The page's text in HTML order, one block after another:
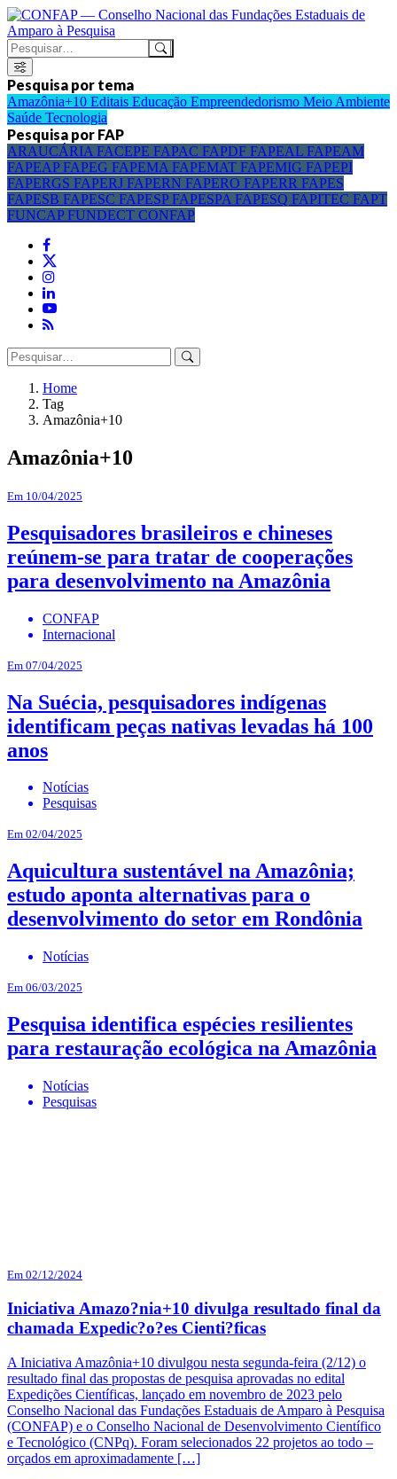
Pesquisa por tema
Amazônia+10 Editais Educação Empreendedorismo Meio Ambiente
Saúde Tecnologia
Pesquisa por FAP
ARAUCÁRIA FACEPE FAPAC FAPDF FAPEAL FAPEAM
FAPEAPFAPEG FAPEMA FAPEMAT FAPEMIG FAPEPI
FAPERGS FAPERJ FAPERN FAPERO FAPERR FAPES
FAPESB FAPESC FAPESPFAPESPA FAPESQ FAPITEC FAPT
FUNCAPFUNDECT CONFAP
Home
Tag
Amazônia+10
Amazônia+10
Em 10/04/2025
Pesquisadores brasileiros e chineses
reúnem-se para tratar de cooperações
para desenvolvimento na Amazônia
CONFAP
Internacional
Em 07/04/2025
Na Suécia, pesquisadores indígenas
identificam peças nativas levadas há 100
anos
Notícias
Pesquisas
Em 02/04/2025
Aquicultura sustentável na Amazônia;
estudo aponta alternativas para o
desenvolvimento do setor em Rondônia
Notícias
Em 06/03/2025
Pesquisa identifica espécies resilientes
para restauração ecológica na Amazônia
Notícias
Pesquisas
Em 02/12/2024
Iniciativa Amazo?nia+10 divulga resultado final da
chamada Expedic?o?es Cienti?ficas
A Iniciativa Amazônia+10 divulgou nesta segunda-feira (2/12) o
resultado final das propostas de pesquisa aprovadas no edital
Expedições Científicas, lançado em novembro de 2023 pelo
Conselho Nacional das Fundações Estaduais de Amparo à Pesquisa
(CONFAP) e o Conselho Nacional de Desenvolvimento Científico
e Tecnológico (CNPq). Foram selecionados 22 projetos ao todo –
orçados em aproximadamente […]